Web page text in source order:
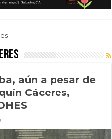
aún a pesar de
Cáceres,